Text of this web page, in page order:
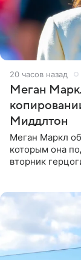
20 часов назад
Меган
Миддлтон
Меган Маркл
которым она
вторник